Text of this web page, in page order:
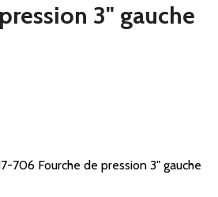
3" gauche
706 Fourche de pression 3" gauche